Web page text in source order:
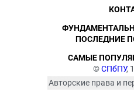
©СПбПУ,
Авторские права и
ПОСЛЕДНИЕ
САМЫЕ